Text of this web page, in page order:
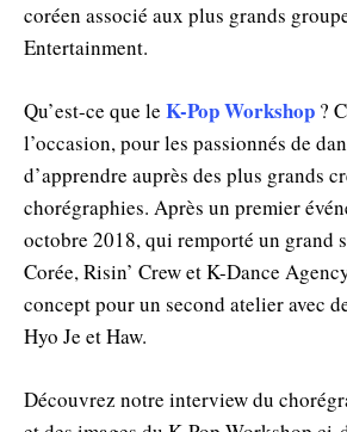
coréen associé aux plus grands
Entertainment.
Qu’est-ce que le K-Pop Workshop ?
l’occasion, pour les passionnés de
d’apprendre auprès des plus grands
chorégraphies. Après un premier
octobre 2018, qui remporté un grand
Corée, Risin’ Crew et K-Dance
concept pour un second atelier avec
Hyo Je et Haw.
Découvrez notre interview du